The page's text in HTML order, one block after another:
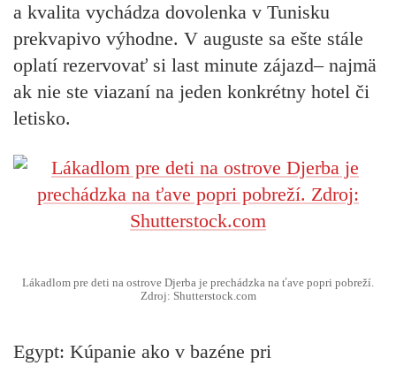
a kvalita vychádza dovolenka v Tunisku
prekvapivo výhodne. V auguste sa ešte stále
oplatí rezervovať si last minute zájazd– najmä
ak nie ste viazaní na jeden konkrétny hotel či
letisko.
Lákadlom pre deti na ostrove Djerba je prechádzka na ťave popri pobreží.
Zdroj: Shutterstock.com
Egypt: Kúpanie ako v bazéne pri